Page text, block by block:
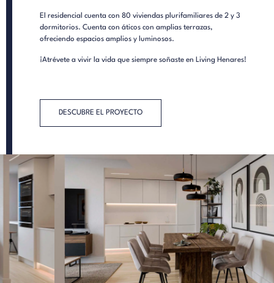
El residencial cuenta con 80 viviendas plurifamiliares de 2 y 3
dormitorios. Cuenta con áticos con amplias terrazas,
ofreciendo espacios amplios y luminosos.
¡Atrévete a vivir la vida que siempre soñaste en Living Henares!
DESCUBRE EL PROYECTO